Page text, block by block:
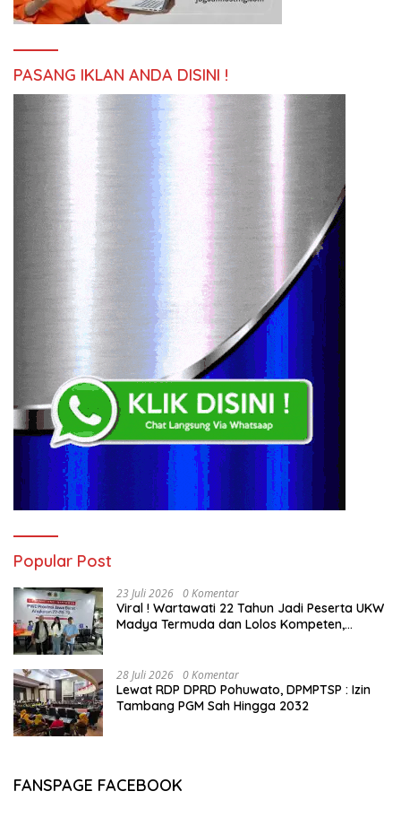
PASANG IKLAN ANDA DISINI !
Popular Post
23 Juli 2026 0 Komentar
Viral ! Wartawati 22 Tahun Jadi Peserta UKW
Madya Termuda dan Lolos Kompeten,
28 Juli 2026 0 Komentar
Lewat RDP DPRD Pohuwato, DPMPTSP : Izin
Tambang PGM Sah Hingga 2032
FANSPAGE FACEBOOK